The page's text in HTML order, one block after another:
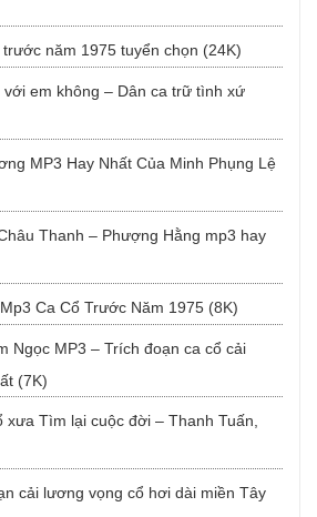
năm 1975 tuyển chọn (24K)
em không – Dân ca trữ tình xứ
MP3 Hay Nhất Của Minh Phụng Lệ
Thanh – Phượng Hằng mp3 hay
Ca Cổ Trước Năm 1975 (8K)
Ngọc MP3 – Trích đoạn ca cổ cải
(7K)
Tìm lại cuộc đời – Thanh Tuấn,
cải lương vọng cổ hơi dài miền Tây